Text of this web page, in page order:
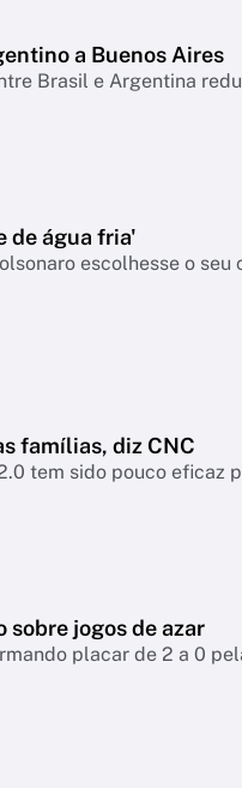
a Buenos Aires
Brasil e Argentina
de água fria'
escolhesse o
famílias, diz CNC
tem sido pouco eficaz
sobre jogos de azar
placar de 2 a 0